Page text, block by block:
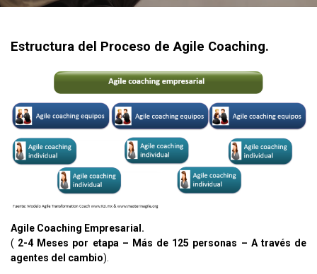
Estructura del Proceso de Agile Coaching.
Agile Coaching Empresarial.
( 2-4 Meses por etapa – Más de 125 personas – A través de
agentes del cambio).